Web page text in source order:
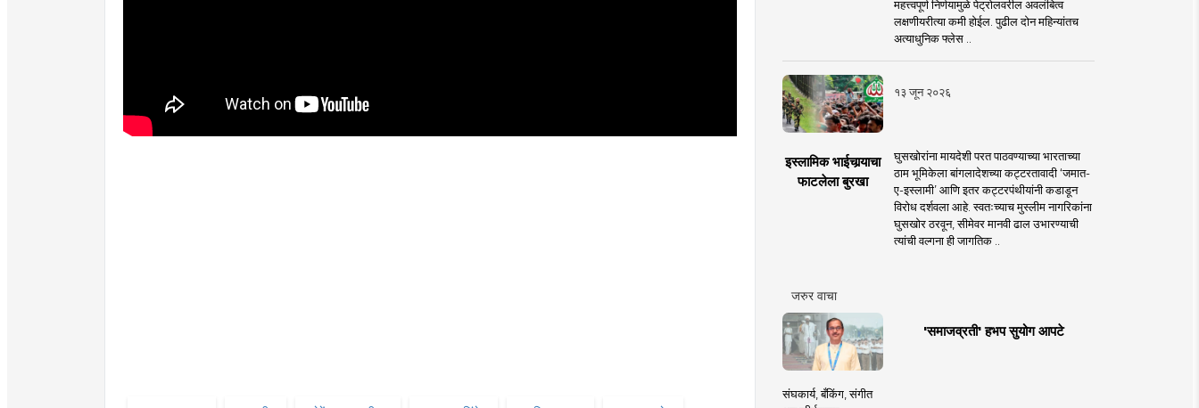
महत्त्वपूर्ण निर्णयामुळे पेट्रोलवरील अवलंबित्व
लक्षणीयरीत्या कमी होईल. पुढील दोन महिन्यांतच
अत्याधुनिक फ्लेस ..
१३ जून २०२६
इस्लामिक भाईचार्‍याचा
फाटलेला बुरखा
घुसखोरांना मायदेशी परत पाठवण्याच्या भारताच्या
ठाम भूमिकेला बांगलादेशच्या कट्टरतावादी ‘जमात-
ए-इस्लामी’ आणि इतर कट्टरपंथीयांनी कडाडून
विरोध दर्शवला आहे. स्वतःच्याच मुस्लीम नागरिकांना
घुसखोर ठरवून, सीमेवर मानवी ढाल उभारण्याची
त्यांची वल्गना ही जागतिक ..
जरुर वाचा
'समाजव्रती' हभप सुयोग आपटे
संघकार्य, बँकिंग, संगीत